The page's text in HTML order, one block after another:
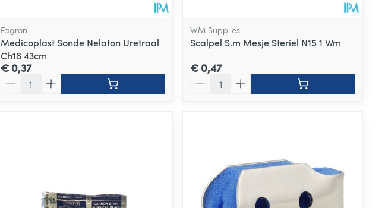
Fagron
Medicoplast Sonde Nelaton Uretraal
Ch18 43cm
€ 0,37
WM Supplies
Scalpel S.m Mesje Steriel N15 1 Wm
€ 0,47